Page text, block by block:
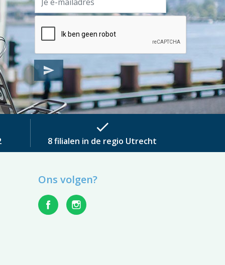
send
check
8 filialen in de regio Utrecht
Ons volgen?